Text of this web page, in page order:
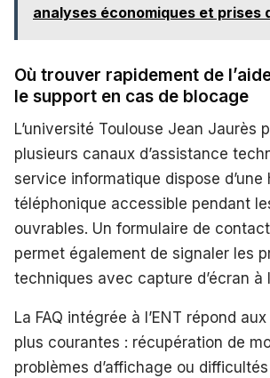
analyses économiques et prises
Où trouver rapidement de
le support en cas de blocage
L’université Toulouse Jean Jaurès
plusieurs canaux d’assistance
service informatique dispose d’une
téléphonique accessible pendant
ouvrables. Un formulaire de
permet également de signaler les
techniques avec capture d’écran à
La FAQ intégrée à l’ENT répond
plus courantes : récupération de
problèmes d’affichage ou